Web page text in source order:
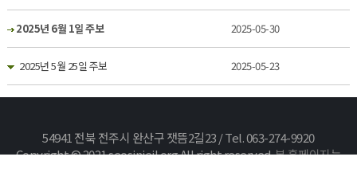
2025년 6월 1일 주보 2025-05-30
2025년 5월 25일 주보 2025-05-23
54941 전북 전주시 완산구 잿뜸2길23 / Tel. 063-274-9920
Copyright © 2021 seosinjeil.org All right reserved.본 홈페이지는